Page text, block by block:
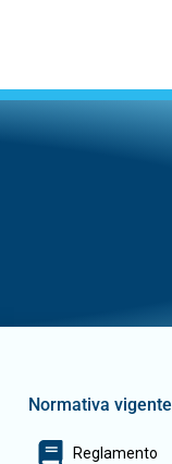
Normativa vigente
Reglamento